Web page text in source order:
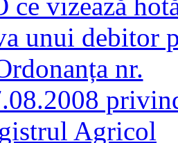
unui debitor